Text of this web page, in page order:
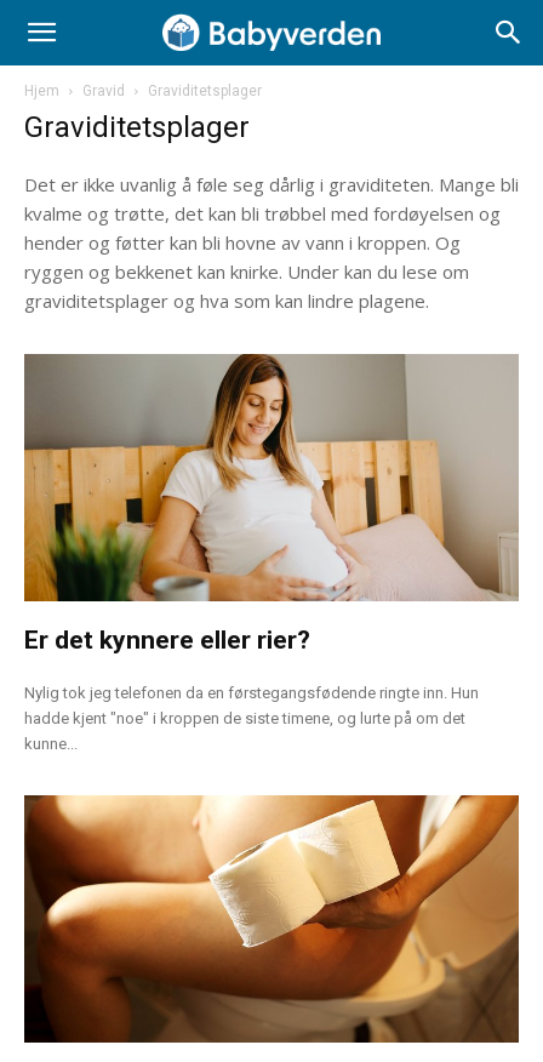
Hjem Gravid Graviditetsplager
Graviditetsplager
Det er ikke uvanlig å føle seg dårlig i graviditeten. Mange bli
kvalme og trøtte, det kan bli trøbbel med fordøyelsen og
hender og føtter kan bli hovne av vann i kroppen. Og
ryggen og bekkenet kan knirke. Under kan du lese om
graviditetsplager og hva som kan lindre plagene.
Er det kynnere eller rier?
Nylig tok jeg telefonen da en førstegangsfødende ringte inn. Hun
hadde kjent "noe" i kroppen de siste timene, og lurte på om det
kunne...